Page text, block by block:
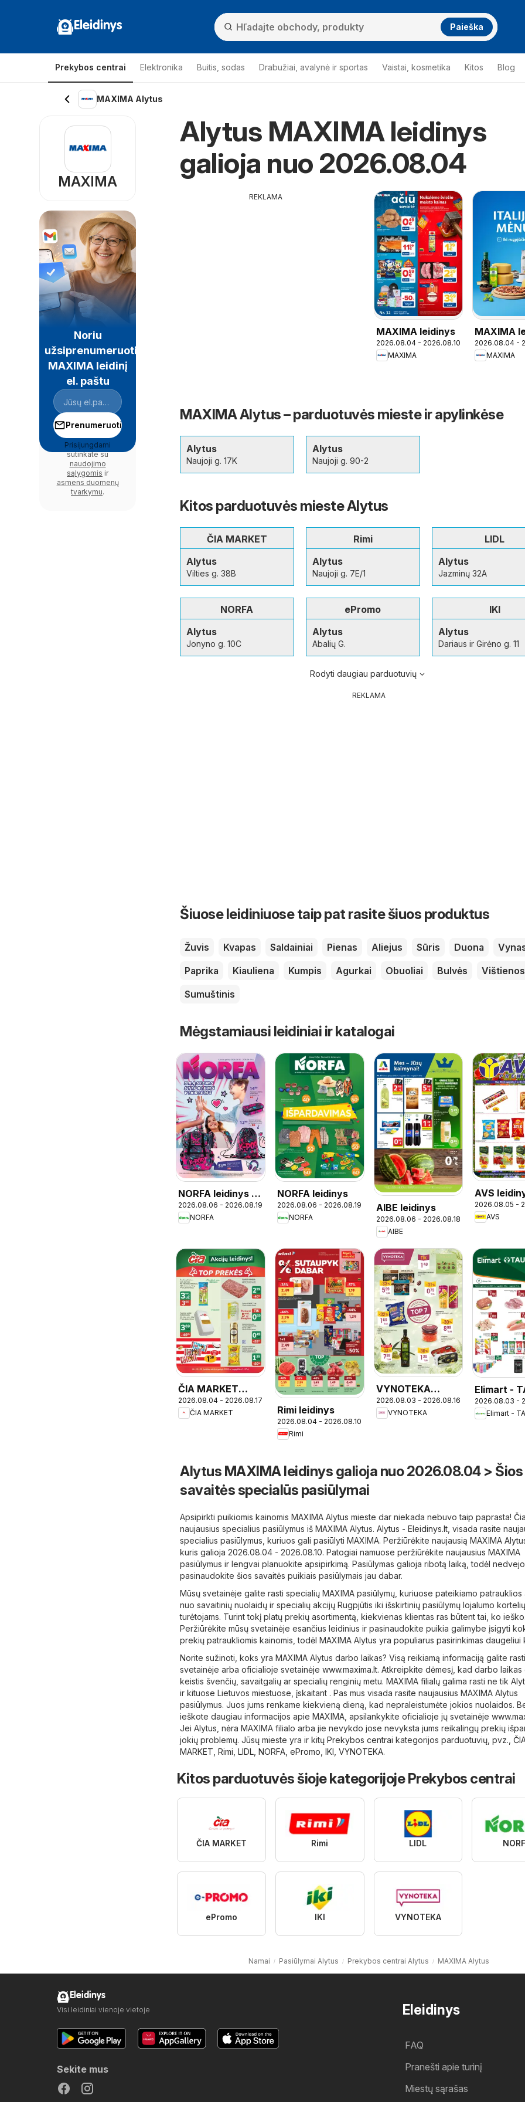
Eleidinys Paieška
Prekybos centrai Elektronika Buitis, sodas Drabužiai, avalynė ir sportas Vaistai, kosmetika Kitos Blog
MAXIMA Alytus
Alytus MAXIMA leidinys
galioja nuo 2026.08.04
REKLAMA
MAXIMA leidinys
2026.08.04 - 2026.08.10
MAXIMA
MAXIMA
- Italijos
2026.08.04 -
MAXIMA
MAXIMA Alytus – parduotuvės mieste ir apylinkėse
Alytus
Naujoji g. 17K
Alytus
Naujoji g. 90-2
Kitos parduotuvės mieste Alytus
ČIA MARKET
Alytus
Vilties g. 38B
Rimi
Alytus
Naujoji g. 7E/1
LIDL
Alytus
Jazminų 32A
NORFA
Alytus
Jonyno g. 10C
ePromo
Alytus
Abalių G.
IKI
Alytus
Dariaus ir Girėno g. 11
Rodyti daugiau parduotuvių
REKLAMA
Šiuose leidiniuose taip pat rasite šiuos produktus
Žuvis Kvapas Saldainiai Pienas Aliejus Sūris Duona
Paprika
Kiauliena Kumpis Agurkai Obuoliai Bulvės
Vištienos
Sumuštinis
Mėgstamiausi leidiniai ir katalogai
NORFA leidinys -
Mokykla
2026.08.06 - 2026.08.19
NORFA
NORFA leidinys
2026.08.06 - 2026.08.19
NORFA
AIBE leidinys
2026.08.06 - 2026.08.18
AIBE
AVS
2026.08.05 -
AVS
ČIA MARKET
leidinys
2026.08.04 - 2026.08.17
ČIA MARKET
Rimi leidinys
2026.08.04 - 2026.08.10
Rimi
VYNOTEKA
leidinys
2026.08.03 - 2026.08.16
VYNOTEKA
Elimart -
leidinys
2026.08.03 -
Elimart -
Alytus MAXIMA leidinys galioja nuo 2026.08.04 > Šios
savaitės specialūs pasiūlymai
Apsipirkti puikiomis kainomis MAXIMA Alytus mieste dar niekada nebuvo taip paprasta!
naujausius specialius pasiūlymus iš MAXIMA Alytus. Alytus - Eleidinys.lt , visada rasite
specialius pasiūlymus, kuriuos gali pasiūlyti MAXIMA. Peržiūrėkite naujausią MAXIMA
kuris galioja 2026.08.04 - 2026.08.10. Patogiai namuose peržiūrėkite naujausius MAXIMA
pasiūlymus ir lengvai planuokite apsipirkimą. Pasiūlymas galioja ribotą laiką, todėl
pasinaudokite šios savaitės puikiais pasiūlymais jau dabar.
Mūsų svetainėje galite rasti specialių MAXIMA pasiūlymų, kuriuose pateikiamo patrauklios
nuo ​​savaitinių nuolaidų ir specialių akcijų Rugpjūtis iki išskirtinių pasiūlymų lojalumo kortelių
turėtojams. Turint tokį platų prekių asortimentą, kiekvienas klientas ras būtent tai, ko
Peržiūrėkite mūsų svetainėje esančius leidinius ir pasinaudokite puikia galimybe įsigyti
prekių patraukliomis kainomis, todėl MAXIMA Alytus yra populiarus pasirinkimas daugeliui
Norite sužinoti, koks yra MAXIMA Alytus darbo laikas? Visą reikiamą informaciją galite
svetainėje arba oficialioje svetainėje www.maxima.lt. Atkreipkite dėmesį, kad darbo laikas
keistis švenčių, savaitgalių ar specialių renginių metu. MAXIMA filialų galima rasti ne tik
ir kituose Lietuvos miestuose, įskaitant . Pas mus visada rasite naujausius MAXIMA Alytus
pasiūlymus. Juos jums renkame kiekvieną dieną, kad nepraleistumėte jokios nuolaidos.
ieškote daugiau informacijos apie MAXIMA, apsilankykite oficialioje jų svetainėje
Jei Alytus, nėra MAXIMA filialo arba jie nevykdo jose nevyksta jums reikalingų prekių
jokių problemų. Jūsų mieste yra ir kitų Prekybos centrai kategorijos parduotuvių, pvz.,
MARKET Rimi LIDL NORFA ePromo IKI VYNOTEKA.
Kitos parduotuvės šioje kategorijoje Prekybos centrai
ČIA MARKET Rimi LIDL
ePromo IKI VYNOTEKA
Namai Pasiūlymai Alytus Prekybos centrai Alytus MAXIMA Alytus
MAXIMA
Noriu
užsiprenumeruoti
MAXIMA leidinį
el. paštu
Prenumeruoti
Prisijungdami
sutinkate su
naudojimo
sąlygomis ir
asmens duomenų
tvarkymu.
Eleidinys
FAQ
Pranešti apie turinį
Miestų sąrašas
Eleidinys
Visi leidiniai vienoje vietoje
Sekite mus